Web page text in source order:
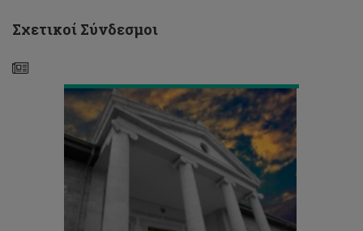
Σχετικοί Σύνδεσμοι
Εξάμηνο
2021-